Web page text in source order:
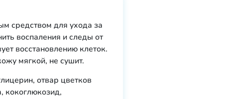
средством для ухода за
воспаления и следы от
восстановлению клеток.
мягкой, не сушит.
отвар цветков
кокоглюкозид,